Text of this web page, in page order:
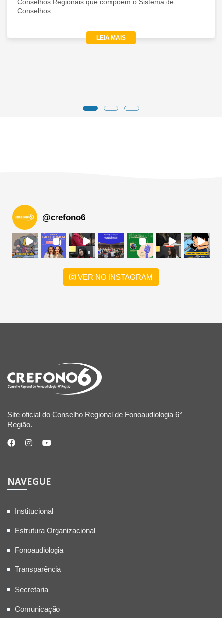
Conselhos Regionais que compõem o Sistema de
Conselhos.
LEIA MAIS
@crefono6
VER NO INSTAGRAM
Site oficial do Conselho Regional de Fonoaudiologia 6°
Região.
NAVEGUE
Institucional
Estrutura Organizacional
Fonoaudiologia
Transparência
Secretaria
Comunicação